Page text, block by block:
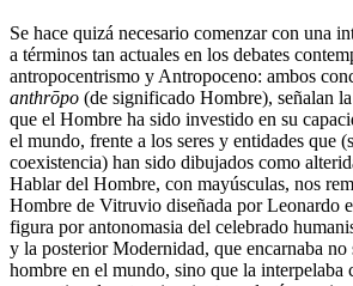
Se hace quizá necesario comenzar con una
a términos tan actuales en los debates
antropocentrismo y Antropoceno: ambos
anthrōpo (de significado Hombre), señalan
que el Hombre ha sido investido en su
el mundo, frente a los seres y entidades que
coexistencia) han sido dibujados como
Hablar del Hombre, con mayúsculas, nos
Hombre de Vitruvio diseñada por Leonardo
figura por antonomasia del celebrado
y la posterior Modernidad, que encarnaba
hombre en el mundo, sino que la interpelaba